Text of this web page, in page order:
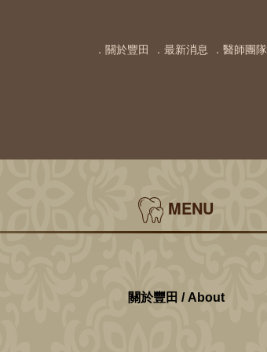
．關於豐田 ．最新消息 ．醫師團隊
MENU
關於豐田 / About